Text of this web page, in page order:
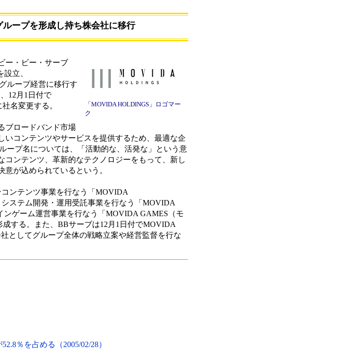
ープを形成し持ち株会社に移行
「MOVIDA HOLDINGS」ロゴマー
ク
ー・ビー・サーブ
立、
ループ経営に移行す
12月1日付で
名変更する。
ブロードバンド市場
コンテンツやサービスを提供するため、最適な企
ープ名については、「活動的な、活発な」という意
ンテンツ、革新的なテクノロジーをもって、新し
が込められているという。
ンテンツ事業を行なう「MOVIDA
ステム開発・運用受託事業を行なう「MOVIDA
ゲーム運営事業を行なう「MOVIDA GAMES（モ
する。また、BBサーブは12月1日付でMOVIDA
としてグループ全体の戦略立案や経営監督を行な
％を占める（2005/02/28）